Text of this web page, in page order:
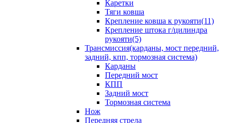
Каретки
Тяги ковша
Крепление ковша к рукояти(11)
Крепление штока г/цилиндра
рукояти(5)
Трансмиссия(карданы, мост передний,
задний, кпп, тормозная система)
Карданы
Передний мост
КПП
Задний мост
Тормозная система
Нож
Передняя стрела